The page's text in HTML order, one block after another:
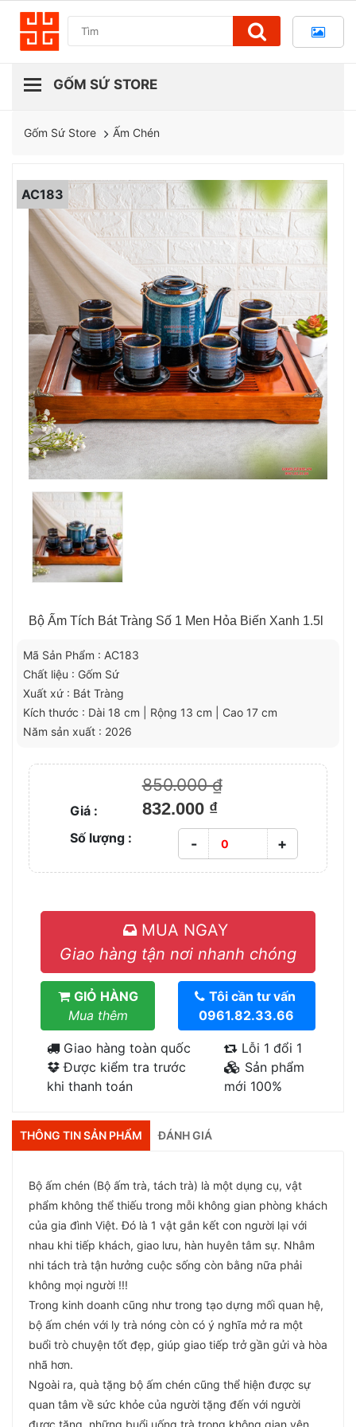
Gốm Sứ Store Ấm Chén
AC183
Bộ Ấm Tích Bát Tràng Số 1 Men Hỏa Biến Xanh 1.5l
Mã Sản Phẩm : AC183
Chất liệu : Gốm Sứ
Xuất xứ : Bát Tràng
Kích thước : Dài 18 cm | Rộng 13 cm | Cao 17 cm
Năm sản xuất : 2026
850.000 ₫
Giá : 832.000 ₫
Số lượng : - +
MUA NGAY
Giao hàng tận nơi nhanh chóng
GIỎ HÀNG
Mua thêm
Tôi cần tư vấn
0961.82.33.66
Giao hàng toàn quốc
Được kiểm tra trước
khi thanh toán
Lỗi 1 đổi 1
Sản phẩm
mới 100%
THÔNG TIN SẢN PHẨM ĐÁNH GIÁ
Bộ ấm chén (Bộ ấm trà, tách trà) là một dụng cụ, vật
phẩm không thể thiếu trong mỗi không gian phòng khách
của gia đình Việt. Đó là 1 vật gắn kết con người lại với
nhau khi tiếp khách, giao lưu, hàn huyên tâm sự. Nhâm
nhi tách trà tận hưởng cuộc sống còn bằng nữa phải
không mọi người !!!
Trong kinh doanh cũng như trong tạo dựng mối quan hệ,
bộ ấm chén với ly trà nóng còn có ý nghĩa mở ra một
buổi trò chuyện tốt đẹp, giúp giao tiếp trở gần gửi và hòa
nhã hơn.
Ngoài ra, quà tặng bộ ấm chén cũng thể hiện được sự
quan tâm về sức khỏe của người tặng đến với người
được tặng, những buổi uống trà trong không gian yên